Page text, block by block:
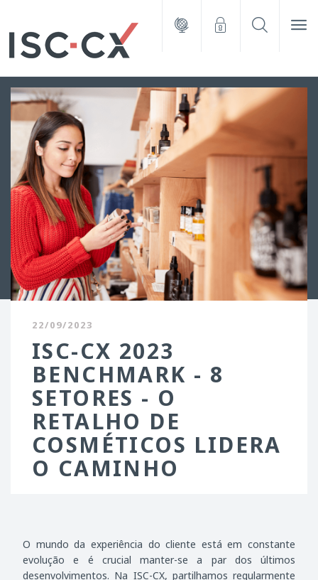
22/09/2023
ISC-CX 2023
BENCHMARK - 8
SETORES - O
RETALHO DE
COSMÉTICOS LIDERA
O CAMINHO
O mundo da experiência do cliente está em constante
evolução e é crucial manter-se a par dos últimos
desenvolvimentos. Na ISC-CX, partilhamos regularmente